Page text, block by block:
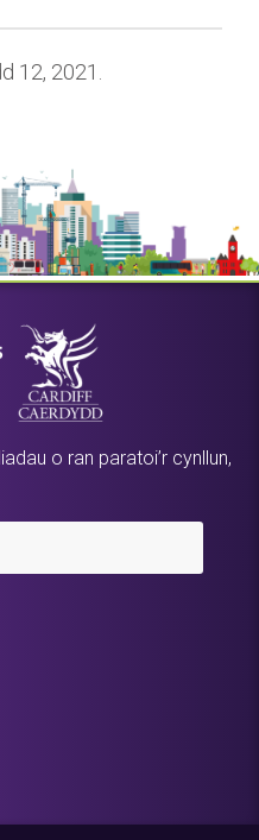
12, 2021.
o ran paratoi’r cynllun,